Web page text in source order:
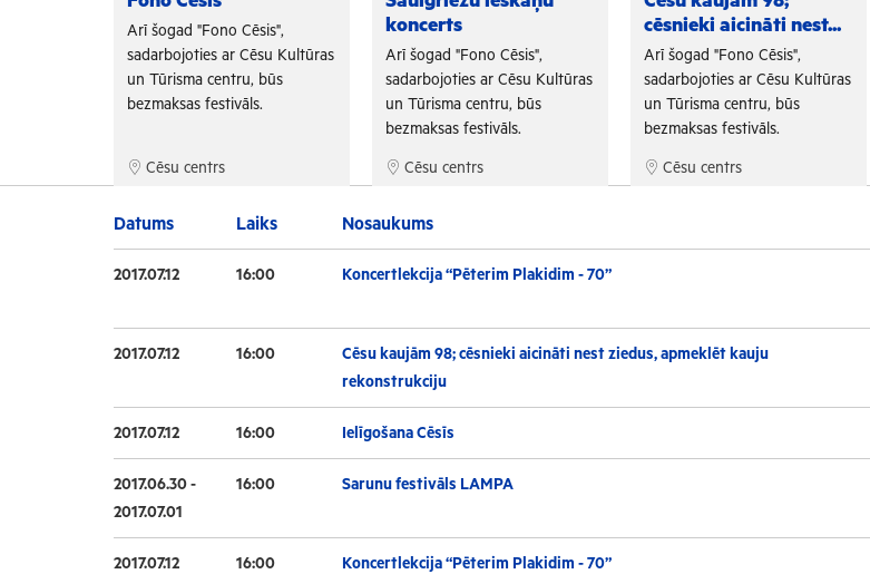
Arī šogad "Fono Cēsis",
sadarbojoties ar Cēsu Kultūras
un Tūrisma centru, būs
bezmaksas festivāls.
Cēsu centrs
koncerts
Arī šogad "Fono Cēsis",
sadarbojoties ar Cēsu Kultūras
un Tūrisma centru, būs
bezmaksas festivāls.
Cēsu centrs
cēsnieki aicināti nest...
Arī šogad "Fono Cēsis",
sadarbojoties ar Cēsu Kultūras
un Tūrisma centru, būs
bezmaksas festivāls.
Cēsu centrs
Datums Laiks Nosaukums
2017.07.12 16:00 Koncertlekcija “Pēterim Plakidim - 70”
2017.07.12 16:00
Cēsu kaujām 98; cēsnieki aicināti nest ziedus, apmeklēt kauju
rekonstrukciju
2017.07.12 16:00 Ielīgošana Cēsīs
2017.06.30 -
2017.07.01
16:00 Sarunu festivāls LAMPA
2017.07.12 16:00 Koncertlekcija “Pēterim Plakidim - 70”